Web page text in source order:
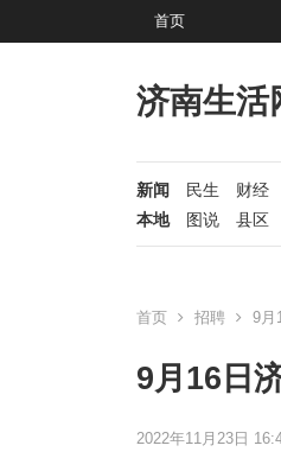
首页
济南生活
新闻 民生 财经
本地
图说 县区
首页 招聘 9月
9月16日
2022年11月23日